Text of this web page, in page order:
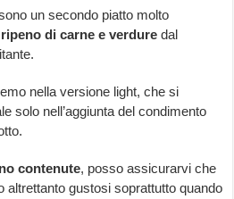
un secondo piatto molto
ripeno di carne e verdure dal
nella versione light, che si
solo nell’aggiunta del condimento
contenute, posso assicurarvi che
altrettanto gustosi soprattutto quando